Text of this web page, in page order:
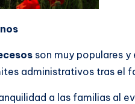
son muy populares
administrativos tras el
a las familias al